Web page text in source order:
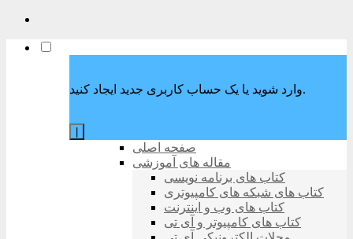
وارد شوید یا یک حساب کاربری جدید ایجاد کنید.
صفحه اصلی
مقاله های آموزشی
کتاب های برنامه نویسی
کتاب های شبکه های کامپیوتری
کتاب های وب و اینترنت
کتاب های کامپیوتر و آی تی